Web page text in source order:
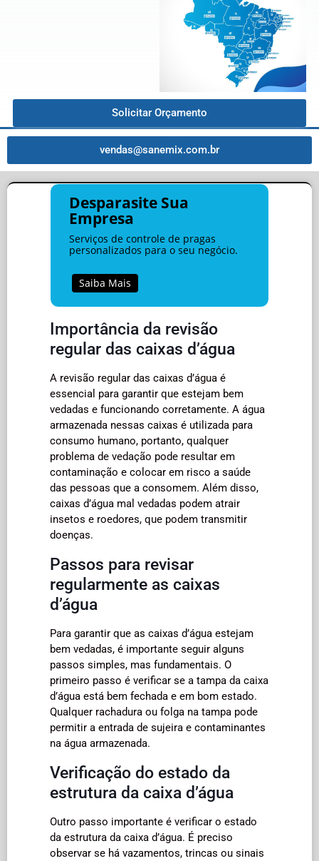
Solicitar Orçamento
vendas@sanemix.com.br
Desparasite Sua
Empresa
Serviços de controle de pragas
personalizados para o seu negócio.
Saiba Mais
Importância da revisão
regular das caixas d’água
A revisão regular das caixas d’água é
essencial para garantir que estejam bem
vedadas e funcionando corretamente. A água
armazenada nessas caixas é utilizada para
consumo humano, portanto, qualquer
problema de vedação pode resultar em
contaminação e colocar em risco a saúde
das pessoas que a consomem. Além disso,
caixas d’água mal vedadas podem atrair
insetos e roedores, que podem transmitir
doenças.
Passos para revisar
regularmente as caixas
d’água
Para garantir que as caixas d’água estejam
bem vedadas, é importante seguir alguns
passos simples, mas fundamentais. O
primeiro passo é verificar se a tampa da caixa
d’água está bem fechada e em bom estado.
Qualquer rachadura ou folga na tampa pode
permitir a entrada de sujeira e contaminantes
na água armazenada.
Verificação do estado da
estrutura da caixa d’água
Outro passo importante é verificar o estado
da estrutura da caixa d’água. É preciso
observar se há vazamentos, trincas ou sinais